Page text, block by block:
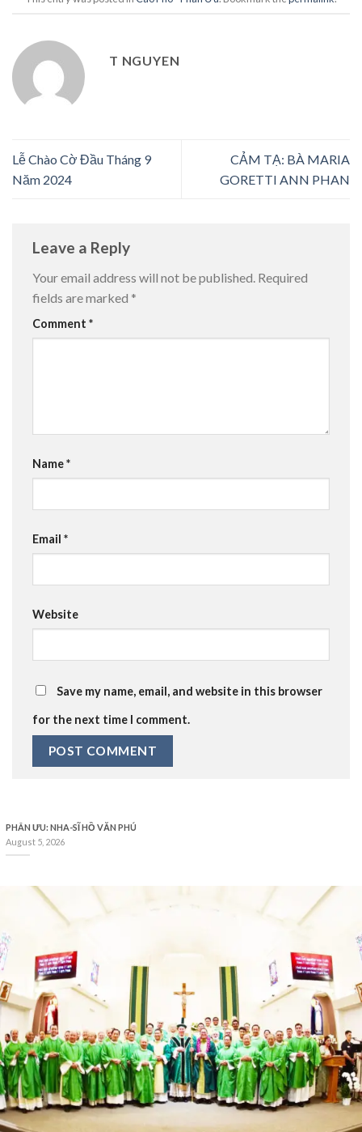
T NGUYEN
Lễ Chào Cờ Đầu Tháng 9
Năm 2024
CẢM TẠ: BÀ MARIA
GORETTI ANN PHAN
Leave a Reply
Your email address will not be published. Required
fields are marked *
Comment *
Name*
Email *
Website
Save my name, email, and website in this browser
for the next time I comment.
PHÂN ƯU: NHA-SĨ HỒ VĂN PHÚ
August 5, 2026